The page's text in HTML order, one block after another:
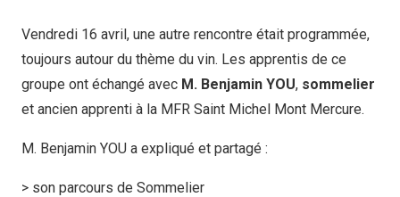
Vendredi 16 avril, une autre rencontre était programmée,
toujours autour du thème du vin. Les apprentis de ce
groupe ont échangé avec M. Benjamin YOU, sommelier
et ancien apprenti à la MFR Saint Michel Mont Mercure.
M. Benjamin YOU a expliqué et partagé :
> son parcours de Sommelier